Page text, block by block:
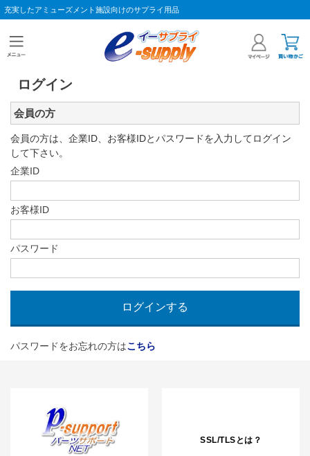
充実したアミューズメント施設向けのサプライ用品
ログイン
会員の方
会員の方は、企業ID、お客様IDとパスワードを入力してログイン
して下さい。
企業ID
お客様ID
パスワード
パスワードをお忘れの方はこちら
SSL/TLSとは？